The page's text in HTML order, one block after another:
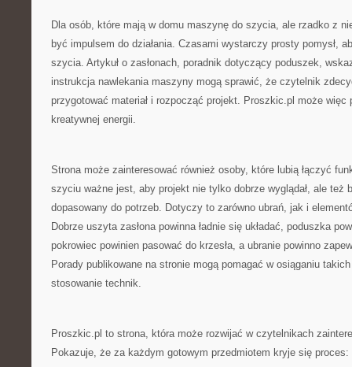
Dla osób, które mają w domu maszynę do szycia, ale rzadko z
być impulsem do działania. Czasami wystarczy prosty pomysł,
szycia. Artykuł o zasłonach, poradnik dotyczący poduszek,
instrukcja nawlekania maszyny mogą sprawić, że czytelnik
przygotować materiał i rozpocząć projekt. Proszkic.pl może więc
kreatywnej energii.
Strona może zainteresować również osoby, które lubią łączyć
szyciu ważne jest, aby projekt nie tylko dobrze wyglądał, ale też
dopasowany do potrzeb. Dotyczy to zarówno ubrań, jak i
Dobrze uszyta zasłona powinna ładnie się układać, poduszka
pokrowiec powinien pasować do krzesła, a ubranie powinno
Porady publikowane na stronie mogą pomagać w osiąganiu
stosowanie technik.
Proszkic.pl to strona, która może rozwijać w czytelnikach
Pokazuje, że za każdym gotowym przedmiotem kryje się proces: